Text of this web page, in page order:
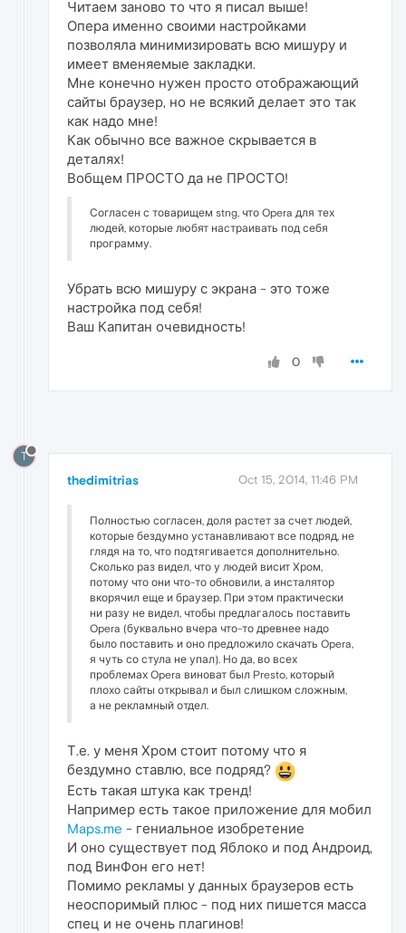
Читаем заново то что я писал выше!
Опера именно своими настройками
позволяла минимизировать всю мишуру и
имеет вменяемые закладки.
Мне конечно нужен просто отображающий
сайты браузер, но не всякий делает это так
как надо мне!
Как обычно все важное скрывается в
деталях!
Вобщем ПРОСТО да не ПРОСТО!
Согласен с товарищем stng, что Opera для тех
людей, которые любят настраивать под себя
программу.
Убрать всю мишуру с экрана - это тоже
настройка под себя!
Ваш Капитан очевидность!
0
T
thedimitrias Oct 15, 2014, 11:46 PM
Полностью согласен, доля растет за счет людей,
которые бездумно устанавливают все подряд, не
глядя на то, что подтягивается дополнительно.
Сколько раз видел, что у людей висит Хром,
потому что они что-то обновили, а инсталятор
вкорячил еще и браузер. При этом практически
ни разу не видел, чтобы предлагалось поставить
Opera (буквально вчера что-то древнее надо
было поставить и оно предложило скачать Opera,
я чуть со стула не упал). Но да, во всех
проблемах Opera виноват был Presto, который
плохо сайты открывал и был слишком сложным,
а не рекламный отдел.
Т.е. у меня Хром стоит потому что я
бездумно ставлю, все подряд?
Есть такая штука как тренд!
Например есть такое приложение для мобил
Maps.me - гениальное изобретение
И оно существует под Яблоко и под Андроид,
под ВинФон его нет!
Помимо рекламы у данных браузеров есть
неоспоримый плюс - под них пишется масса
спец и не очень плагинов!